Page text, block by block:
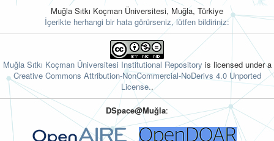
Muğla Sıtkı Koçman Üniversitesi, Muğla, Türkiye
İçerikte herhangi bir hata görürseniz, lütfen bildiriniz:
Muğla Sıtkı Koçman Üniversitesi Institutional Repository is licensed under a
Creative Commons Attribution-NonCommercial-NoDerivs 4.0 Unported
License..
DSpace@Muğla: